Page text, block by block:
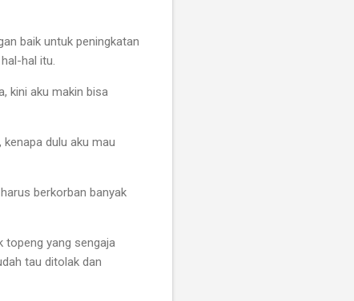
baik untuk peningkatan
hal itu.
kini aku makin bisa
dulu aku mau
berkorban banyak
topeng yang sengaja
tau ditolak dan